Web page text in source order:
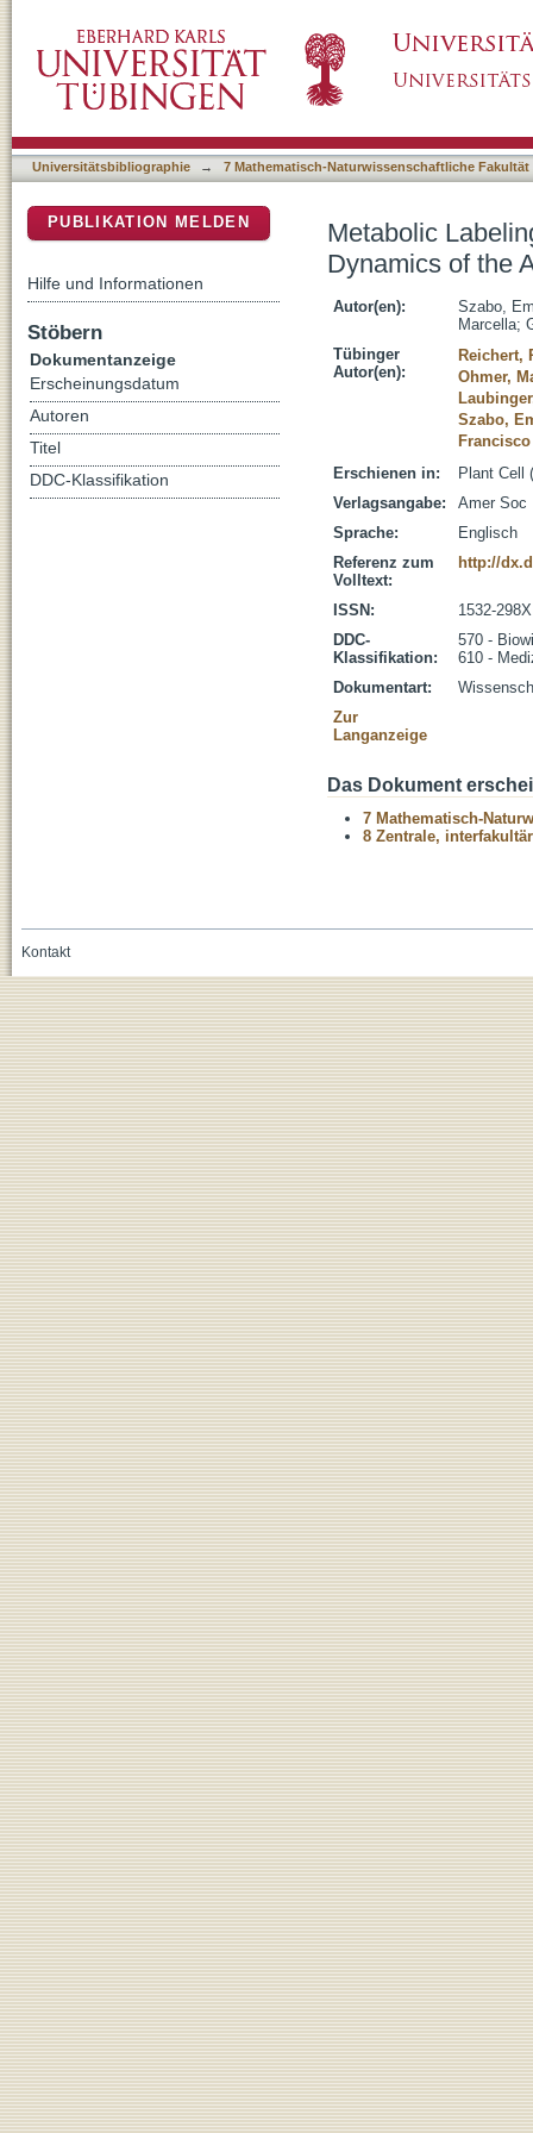
Transcriptome([CC-BY])
Universitätsbibliographie → 7 Mathematisch-Naturwissenschaftliche Fakultät
Metabolic
Dynamics of the
Autor(en):
Szabo,
Marcella;
Tübinger
Autor(en):
Reichert,
Ohmer,
Szabo,
Erschienen in:
Plant Cell
Verlagsangabe:
Amer Soc
Sprache:
Englisch
Referenz zum
Volltext:
http://
ISSN:
1532-298X
DDC-
Klassifikation:
570 -
610 -
Dokumentart:
Zur
Langanzeige
Das Dokument
7 Mathematisch-
8 Zentrale,
PUBLIKATION MELDEN
Hilfe und Informationen
Stöbern
Dokumentanzeige
Erscheinungsdatum
Autoren
Titel
DDC-Klassifikation
Kontakt